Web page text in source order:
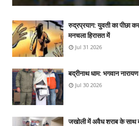
रुद्रप्रयाग: युवती का पीछा
मनचला हिरासत में
Jul 31 2026
बद्रीनाथ धाम: भगवान
Jul 30 2026
जखोली में अवैध शराब के साथ